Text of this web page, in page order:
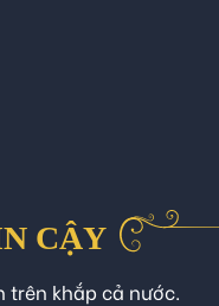
CẬY
trên khắp cả nước.